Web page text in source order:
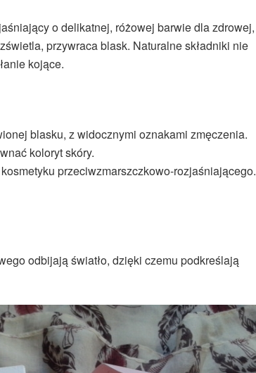
o delikatnej, różowej barwie dla zdrowej,
przywraca blask. Naturalne składniki nie
kojące.
blasku, z widocznymi oznakami zmęczenia.
koloryt skóry.
przeciwzmarszczkowo-rozjaśniającego.
odbijają światło, dzięki czemu podkreślają